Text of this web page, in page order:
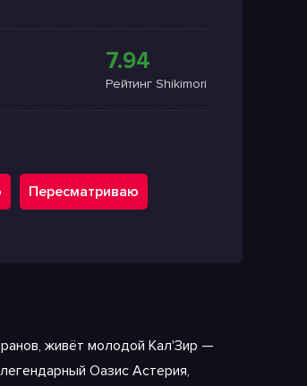
7.94
Рейтинг Shikimori
Пересматриваю
живёт молодой Кал'Зир —
Оазис Астерия,